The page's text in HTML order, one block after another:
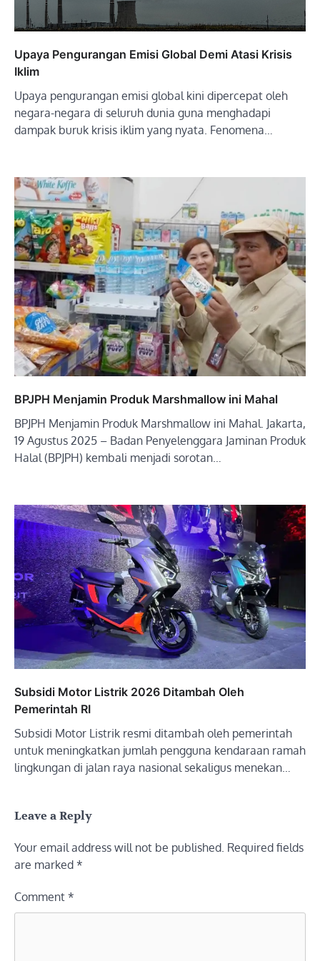
Upaya Pengurangan Emisi Global Demi Atasi Krisis
Iklim
Upaya pengurangan emisi global kini dipercepat oleh
negara-negara di seluruh dunia guna menghadapi
dampak buruk krisis iklim yang nyata. Fenomena…
BPJPH Menjamin Produk Marshmallow ini Mahal
BPJPH Menjamin Produk Marshmallow ini Mahal. Jakarta,
19 Agustus 2025 – Badan Penyelenggara Jaminan Produk
Halal (BPJPH) kembali menjadi sorotan…
Subsidi Motor Listrik 2026 Ditambah Oleh
Pemerintah RI
Subsidi Motor Listrik resmi ditambah oleh pemerintah
untuk meningkatkan jumlah pengguna kendaraan ramah
lingkungan di jalan raya nasional sekaligus menekan…
Leave a Reply
Your email address will not be published. Required fields
are marked *
Comment *